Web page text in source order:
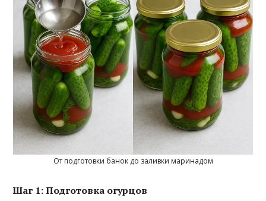
От подготовки банок до заливки маринадом
Шаг 1: Подготовка огурцов